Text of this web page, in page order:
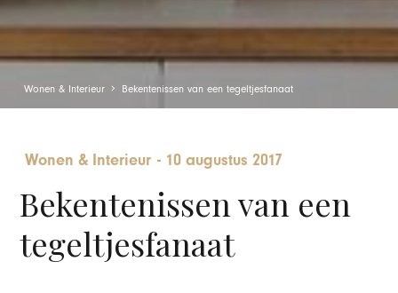
Wonen & Interieur Bekentenissen van een tegeltjesfanaat
Wonen & Interieur - 10 augustus 2017
Bekentenissen van een
tegeltjesfanaat